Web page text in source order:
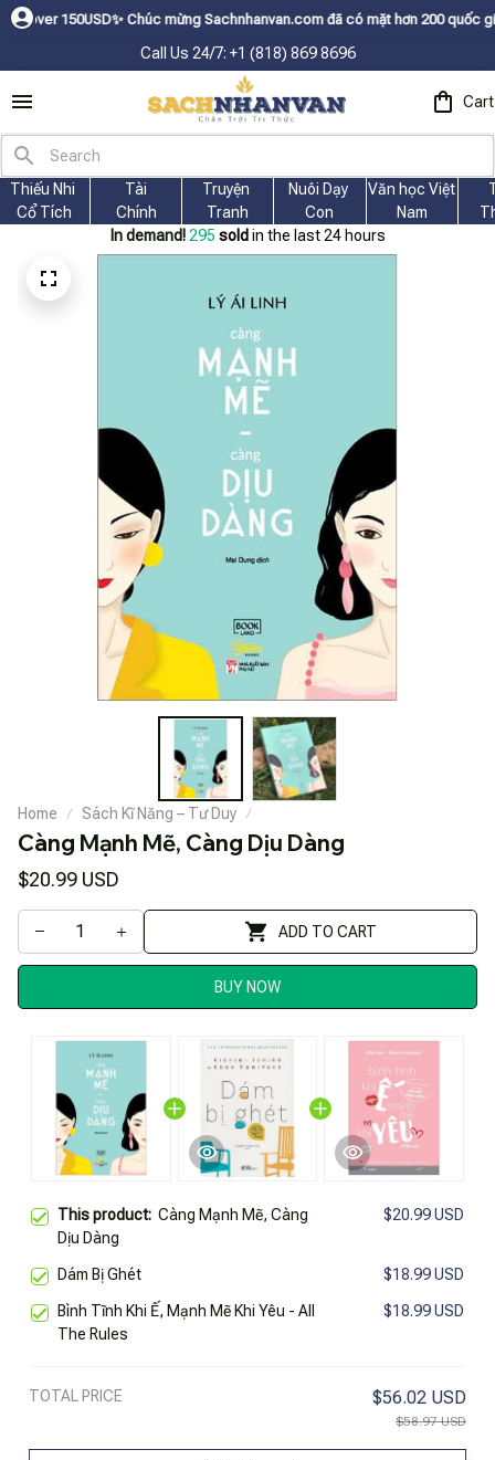
Chúc mừng Sachnhanvan.com đã có mặt hơn 200 quốc gia như Mỹ,
Call Us 24/7: +1 (818) 869 8696
Cart
Thiếu Nhi
Cổ Tích
Tài
Chính
Truyện
Tranh
Nuôi Dạy
Con
Văn học Việt
Nam
In demand! 295 sold in the last 24 hours
Home Sách Kĩ Năng – Tư Duy
Càng Mạnh Mẽ, Càng Dịu Dàng
$20.99 USD
ADD TO CART
BUY NOW
This product: Càng Mạnh Mẽ, Càng
Dịu Dàng
$20.99 USD
Dám Bị Ghét $18.99 USD
Bình Tĩnh Khi Ế, Mạnh Mẽ Khi Yêu - All
The Rules
$18.99 USD
TOTAL PRICE $56.02 USD
$58.97 USD